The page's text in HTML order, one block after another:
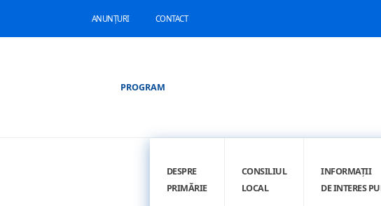
ANUNȚURI CONTACT
PROGRAM
DESPRE
PRIMĂRIE
CONSILIUL
LOCAL
INFORMAȚII
DE INTERES